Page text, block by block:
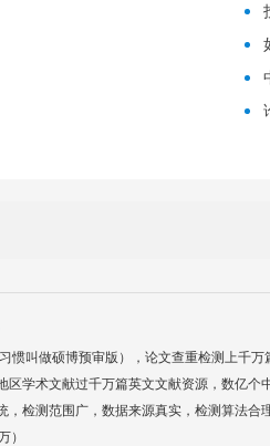
惯叫做硕博预审版），论文查重检测上千
区学术文献过千万篇英文文献资源，数亿个
，检测范围广，数据来源真实，检测算法合
）